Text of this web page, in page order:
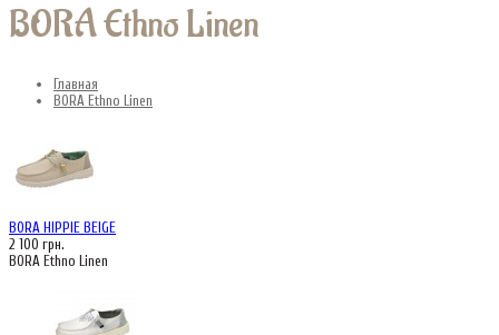
BORA Ethno Linen
Главная
BORA Ethno Linen
BORA HIPPIE BEIGE
2 100 грн.
BORA Ethno Linen